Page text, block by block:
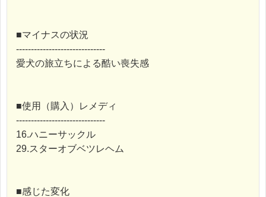
■マイナスの状況
------------------------------
愛犬の旅立ちによる酷い喪失感
■使用（購入）レメディ
------------------------------
16.ハニーサックル
29.スターオブベツレヘム
■感じた変化